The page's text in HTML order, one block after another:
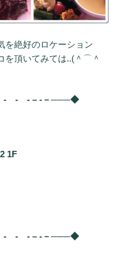
を絶好のロケーション
を頂いてみては..(＾⌒＾
– -－───◆
1F
– -－───◆